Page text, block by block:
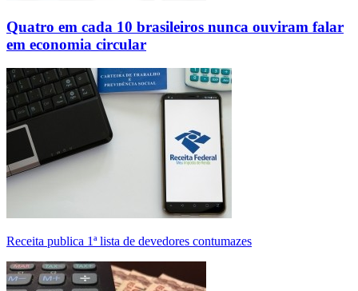
Quatro em cada 10 brasileiros nunca ouviram falar
em economia circular
Receita publica 1ª lista de devedores contumazes